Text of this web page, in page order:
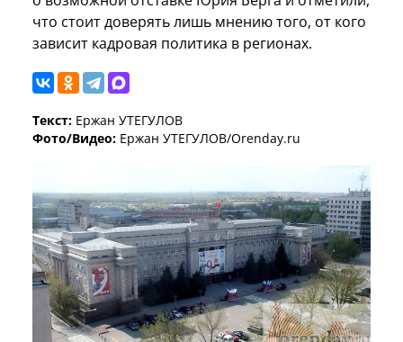
что стоит доверять лишь мнению того, от кого
зависит кадровая политика в регионах.
Текст: Ержан УТЕГУЛОВ
Фото/Видео: Ержан УТЕГУЛОВ/Orenday.ru